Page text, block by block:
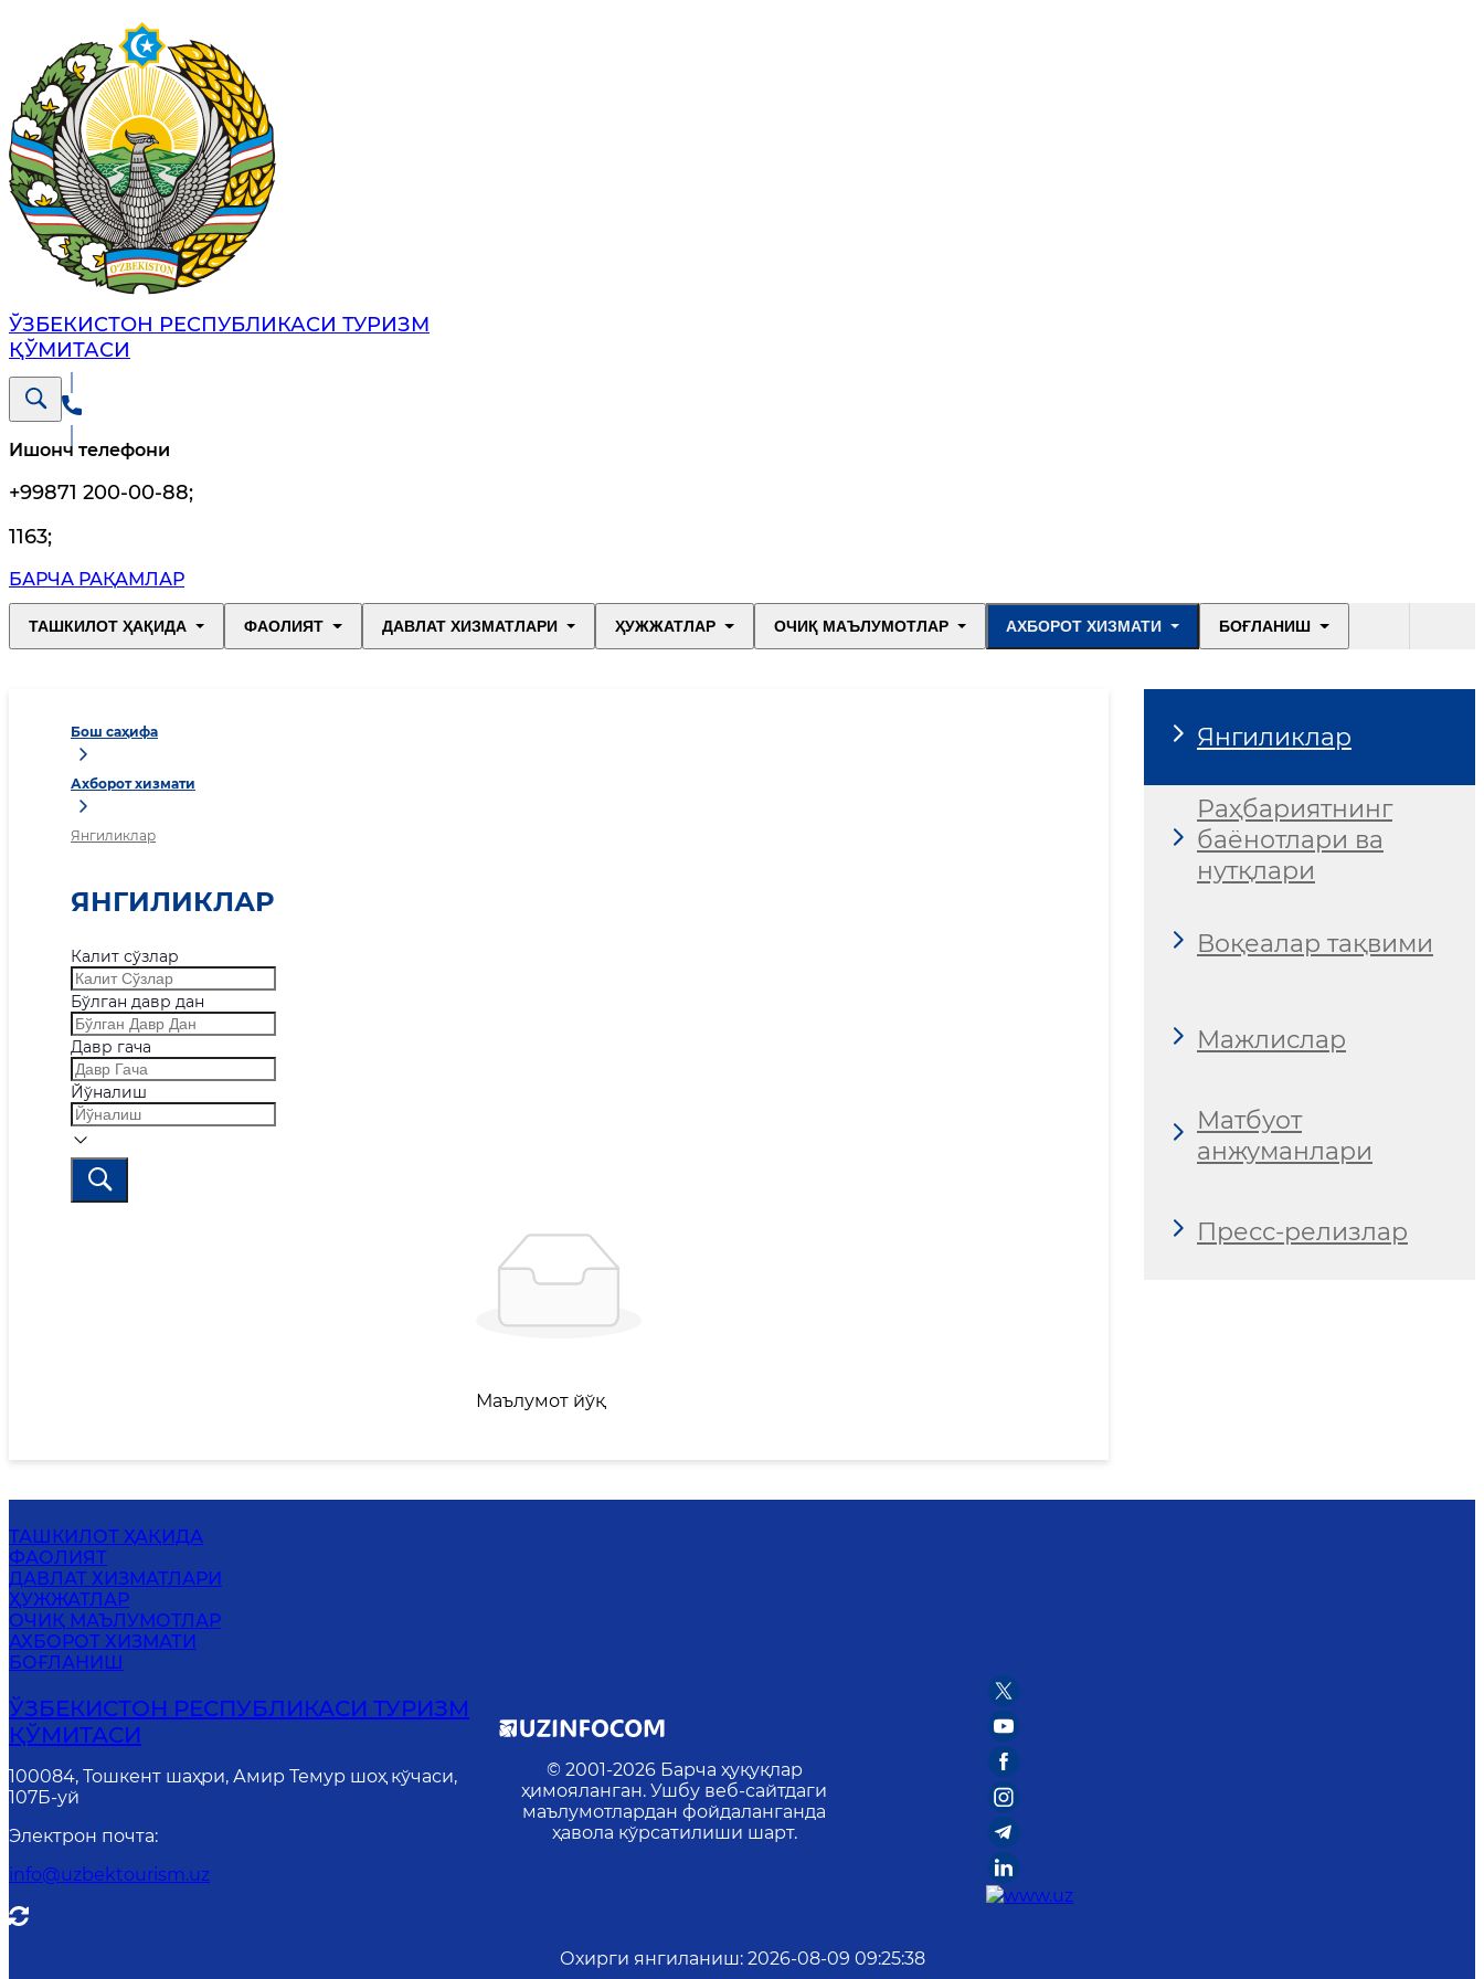
ЎЗБЕКИСТОН РЕСПУБЛИКАСИ ТУРИЗМ
ҚЎМИТАСИ
Ишонч телефони
+99871 200-00-88;
1163;
БАРЧА РАҚАМЛАР
ТАШКИЛОТ ҲАҚИДА ФАОЛИЯТ ДАВЛАТ ХИЗМАТЛАРИ ҲУЖЖАТЛАР ОЧИҚ МАЪЛУМОТЛАР АХБОРОТ ХИЗМАТИ БОҒЛАНИШ
Бош саҳифа
Ахборот хизмати
Янгиликлар
ЯНГИЛИКЛАР
Калит сўзлар
Бўлган давр дан
Давр гача
Йўналиш
Маълумот йўқ
Янгиликлар
Раҳбариятнинг
баёнотлари ва
нутқлари
Воқеалар тақвими
Мажлислар
Матбуот
анжуманлари
Пресс-релизлар
ТАШКИЛОТ ҲАҚИДА
ФАОЛИЯТ
ДАВЛАТ ХИЗМАТЛАРИ
ҲУЖЖАТЛАР
ОЧИҚ МАЪЛУМОТЛАР
АХБОРОТ ХИЗМАТИ
БОҒЛАНИШ
ЎЗБЕКИСТОН РЕСПУБЛИКАСИ ТУРИЗМ
ҚЎМИТАСИ
100084, Тошкент шаҳри, Амир Темур шоҳ кўчаси,
107Б-уй
Электрон почта:
info@uzbektourism.uz
© 2001-2026 Барча ҳуқуқлар
ҳимояланган. Ушбу веб-сайтдаги
маълумотлардан фойдаланганда
ҳавола кўрсатилиши шарт.
Охирги янгиланиш: 2026-08-09 09:25:38